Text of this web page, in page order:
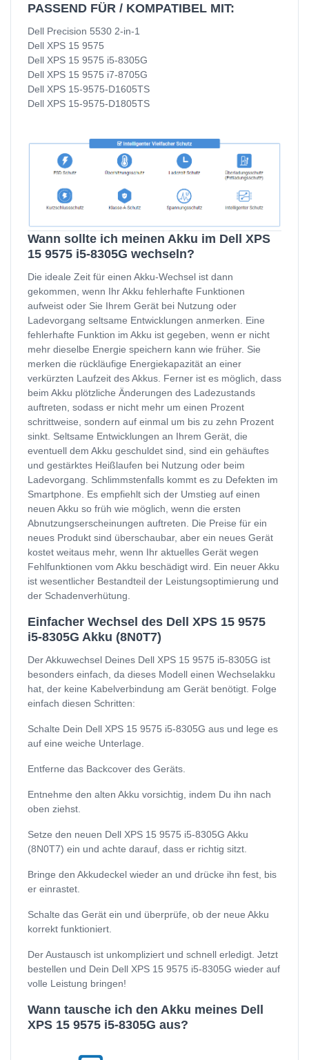
PASSEND FÜR / KOMPATIBEL MIT:
Dell Precision 5530 2-in-1
Dell XPS 15 9575
Dell XPS 15 9575 i5-8305G
Dell XPS 15 9575 i7-8705G
Dell XPS 15-9575-D1605TS
Dell XPS 15-9575-D1805TS
Wann sollte ich meinen Akku im Dell XPS
15 9575 i5-8305G wechseln?
Die ideale Zeit für einen Akku-Wechsel ist dann
gekommen, wenn Ihr Akku fehlerhafte Funktionen
aufweist oder Sie Ihrem Gerät bei Nutzung oder
Ladevorgang seltsame Entwicklungen anmerken. Eine
fehlerhafte Funktion im Akku ist gegeben, wenn er nicht
mehr dieselbe Energie speichern kann wie früher. Sie
merken die rückläufige Energiekapazität an einer
verkürzten Laufzeit des Akkus. Ferner ist es möglich, dass
beim Akku plötzliche Änderungen des Ladezustands
auftreten, sodass er nicht mehr um einen Prozent
schrittweise, sondern auf einmal um bis zu zehn Prozent
sinkt. Seltsame Entwicklungen an Ihrem Gerät, die
eventuell dem Akku geschuldet sind, sind ein gehäuftes
und gestärktes Heißlaufen bei Nutzung oder beim
Ladevorgang. Schlimmstenfalls kommt es zu Defekten im
Smartphone. Es empfiehlt sich der Umstieg auf einen
neuen Akku so früh wie möglich, wenn die ersten
Abnutzungserscheinungen auftreten. Die Preise für ein
neues Produkt sind überschaubar, aber ein neues Gerät
kostet weitaus mehr, wenn Ihr aktuelles Gerät wegen
Fehlfunktionen vom Akku beschädigt wird. Ein neuer Akku
ist wesentlicher Bestandteil der Leistungsoptimierung und
der Schadenverhütung.
Einfacher Wechsel des Dell XPS 15 9575
i5-8305G Akku (8N0T7)
Der Akkuwechsel Deines Dell XPS 15 9575 i5-8305G ist
besonders einfach, da dieses Modell einen Wechselakku
hat, der keine Kabelverbindung am Gerät benötigt. Folge
einfach diesen Schritten:
Schalte Dein Dell XPS 15 9575 i5-8305G aus und lege es
auf eine weiche Unterlage.
Entferne das Backcover des Geräts.
Entnehme den alten Akku vorsichtig, indem Du ihn nach
oben ziehst.
Setze den neuen Dell XPS 15 9575 i5-8305G Akku
(8N0T7) ein und achte darauf, dass er richtig sitzt.
Bringe den Akkudeckel wieder an und drücke ihn fest, bis
er einrastet.
Schalte das Gerät ein und überprüfe, ob der neue Akku
korrekt funktioniert.
Der Austausch ist unkompliziert und schnell erledigt. Jetzt
bestellen und Dein Dell XPS 15 9575 i5-8305G wieder auf
volle Leistung bringen!
Wann tausche ich den Akku meines Dell
XPS 15 9575 i5-8305G aus?